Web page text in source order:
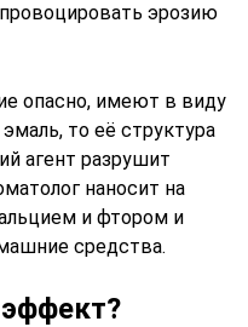
эрозию
опасно, имеют в виду
то её структура
агент разрушит
наносит на
и фтором и
средства.